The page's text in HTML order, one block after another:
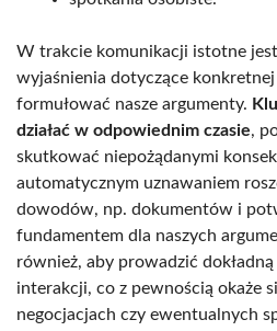
W trakcie komunikacji istotne
wyjaśnienia dotyczące
formułować nasze argumenty.
działać w odpowiednim czasie,
skutkować niepożądanymi
automatycznym uznawaniem
dowodów, np. dokumentów i
fundamentem dla naszych
również, aby prowadzić
interakcji, co z pewnością okaże
negocjacjach czy ewentualnych